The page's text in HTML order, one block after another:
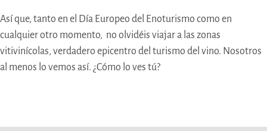
Así que, tanto en el Día Europeo del Enoturismo como en
cualquier otro momento, no olvidéis viajar a las zonas
vitivinícolas, verdadero epicentro del turismo del vino. Nosotros
al menos lo vemos así. ¿Cómo lo ves tú?